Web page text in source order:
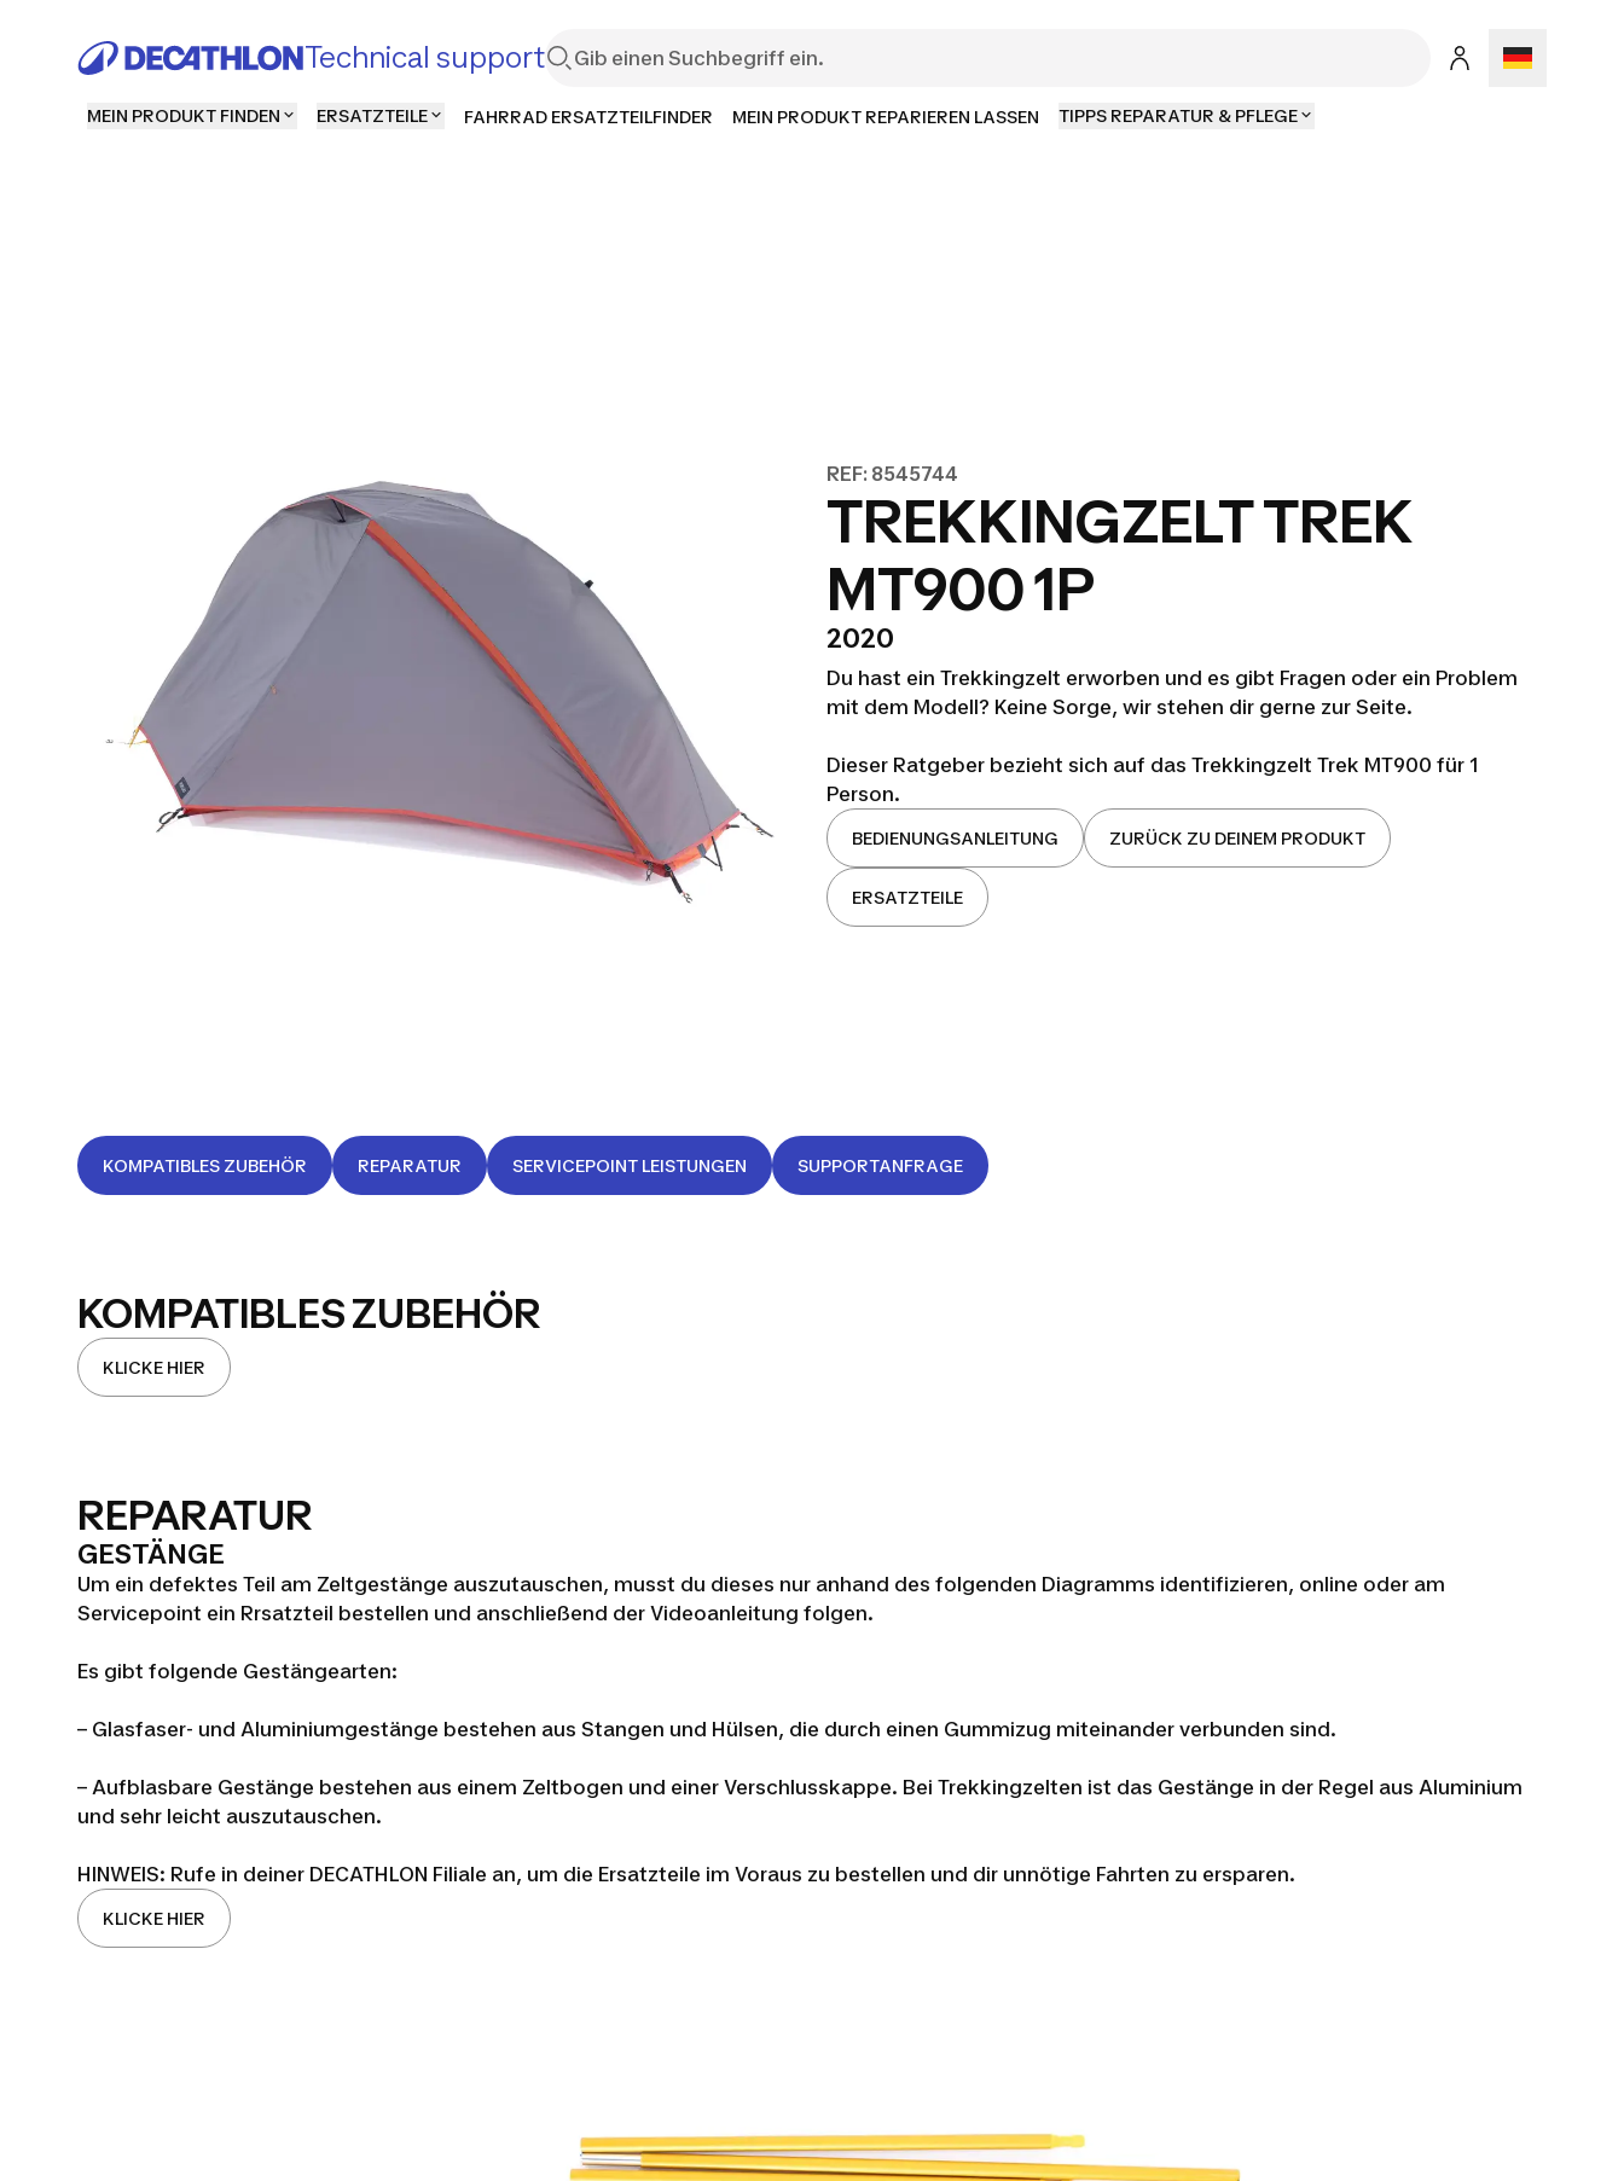
Technical support
MEIN PRODUKT FINDEN ERSATZTEILE FAHRRAD ERSATZTEILFINDER MEIN PRODUKT REPARIEREN LASSEN TIPPS REPARATUR & PFLEGE
REF: 8545744
TREKKINGZELT TREK
MT900 1P
2020
Du hast ein Trekkingzelt erworben und es gibt Fragen oder ein Problem
mit dem Modell? Keine Sorge, wir stehen dir gerne zur Seite.
Dieser Ratgeber bezieht sich auf das Trekkingzelt Trek MT900 für 1
Person.
BEDIENUNGSANLEITUNG ZURÜCK ZU DEINEM PRODUKT
ERSATZTEILE
KOMPATIBLES ZUBEHÖR REPARATUR SERVICEPOINT LEISTUNGEN SUPPORTANFRAGE
KOMPATIBLES ZUBEHÖR
KLICKE HIER
REPARATUR
GESTÄNGE
Um ein defektes Teil am Zeltgestänge auszutauschen, musst du dieses nur anhand des folgenden Diagramms identifizieren, online oder am
Servicepoint ein Rrsatzteil bestellen und anschließend der Videoanleitung folgen.
Es gibt folgende Gestängearten:
– Glasfaser- und Aluminiumgestänge bestehen aus Stangen und Hülsen, die durch einen Gummizug miteinander verbunden sind.
– Aufblasbare Gestänge bestehen aus einem Zeltbogen und einer Verschlusskappe. Bei Trekkingzelten ist das Gestänge in der Regel aus Aluminium
und sehr leicht auszutauschen.
HINWEIS: Rufe in deiner DECATHLON Filiale an, um die Ersatzteile im Voraus zu bestellen und dir unnötige Fahrten zu ersparen.
KLICKE HIER